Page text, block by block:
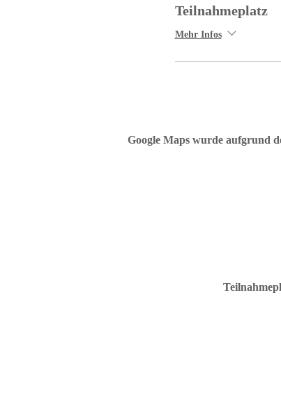
Teilnahmeplatz
Mehr Infos
Google Maps wurde aufgrund